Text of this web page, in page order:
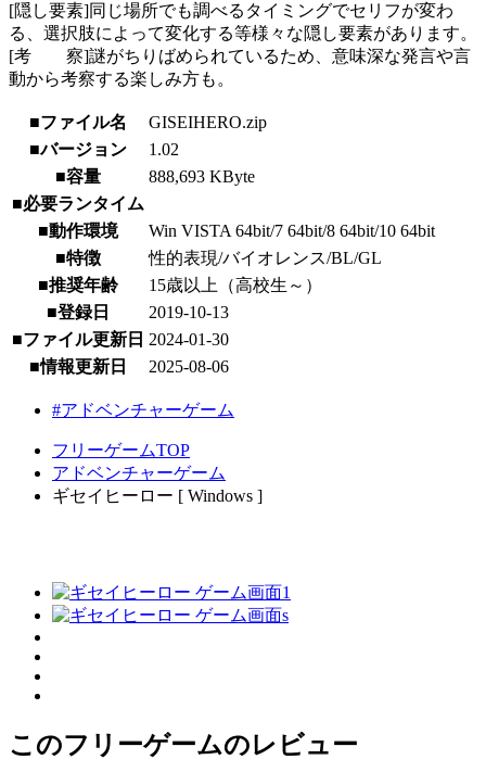
[隠し要素]同じ場所でも調べるタイミングでセリフが変わ
る、選択肢によって変化する等様々な隠し要素があります。
[考 察]謎がちりばめられているため、意味深な発言や言
動から考察する楽しみ方も。
■ファイル名
GISEIHERO.zip
■バージョン
1.02
■容量
888,693 KByte
■必要ランタイム
■動作環境
Win VISTA 64bit/7 64bit/8 64bit/10 64bit
■特徴
性的表現/バイオレンス/BL/GL
■推奨年齢
15歳以上（高校生～）
■登録日
2019-10-13
■ファイル更新日 2024-01-30
■情報更新日
2025-08-06
#アドベンチャーゲーム
フリーゲームTOP
アドベンチャーゲーム
ギセイヒーロー [ Windows ]
このフリーゲームのレビュー